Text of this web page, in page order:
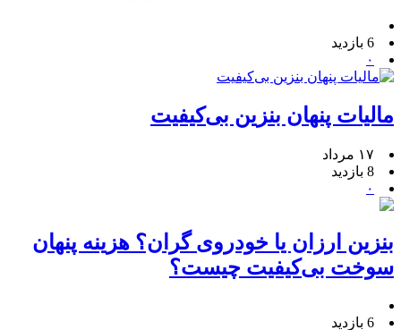
6 بازدید
۰
مالیات پنهان بنزین بی‌کیفیت
۱۷ مرداد
8 بازدید
۰
بنزین ارزان یا خودروی گران؟ هزینه پنهان
سوخت بی‌کیفیت چیست؟
6 بازدید